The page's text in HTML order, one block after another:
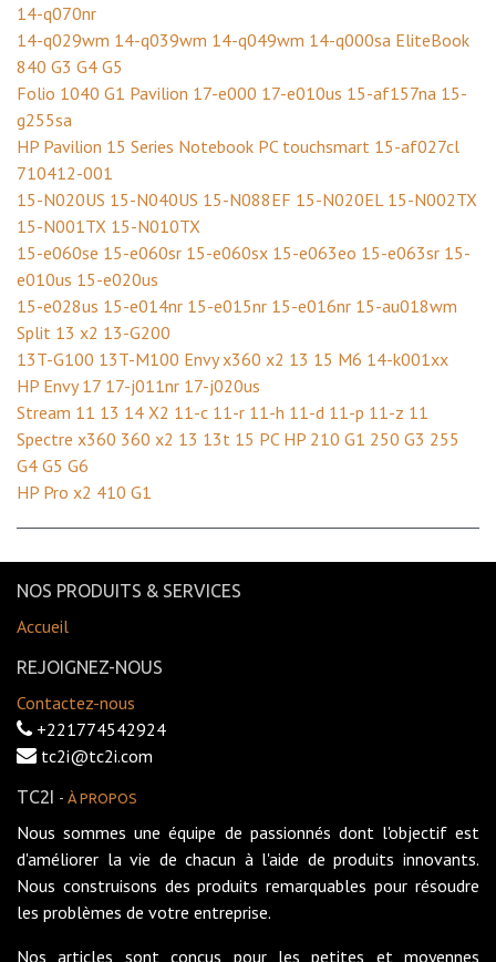
14-q070nr
14-q029wm 14-q039wm 14-q049wm 14-q000sa EliteBook
840 G3 G4 G5
Folio 1040 G1 Pavilion 17-e000 17-e010us 15-af157na 15-
g255sa
HP Pavilion 15 Series Notebook PC touchsmart 15-af027cl
710412-001
15-N020US 15-N040US 15-N088EF 15-N020EL 15-N002TX
15-N001TX 15-N010TX
15-e060se 15-e060sr 15-e060sx 15-e063eo 15-e063sr 15-
e010us 15-e020us
15-e028us 15-e014nr 15-e015nr 15-e016nr 15-au018wm
Split 13 x2 13-G200
13T-G100 13T-M100 Envy x360 x2 13 15 M6 14-k001xx
HP Envy 17 17-j011nr 17-j020us
Stream 11 13 14 X2 11-c 11-r 11-h 11-d 11-p 11-z 11
Spectre x360 360 x2 13 13t 15 PC HP 210 G1 250 G3 255
G4 G5 G6
HP Pro x2 410 G1
NOS PRODUITS & SERVICES
Accueil
REJOIGNEZ-NOUS
Contactez-nous
+221774542924
tc2i@tc2i.com
TC2I - À PROPOS
Nous sommes une équipe de passionnés dont l'objectif est
d'améliorer la vie de chacun à l'aide de produits innovants.
Nous construisons des produits remarquables pour résoudre
les problèmes de votre entreprise.
Nos articles sont conçus pour les petites et moyennes